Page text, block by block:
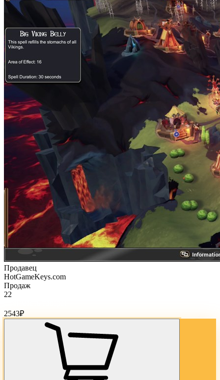
Продавец
HotGameKeys.com
Продаж
22
2543₽